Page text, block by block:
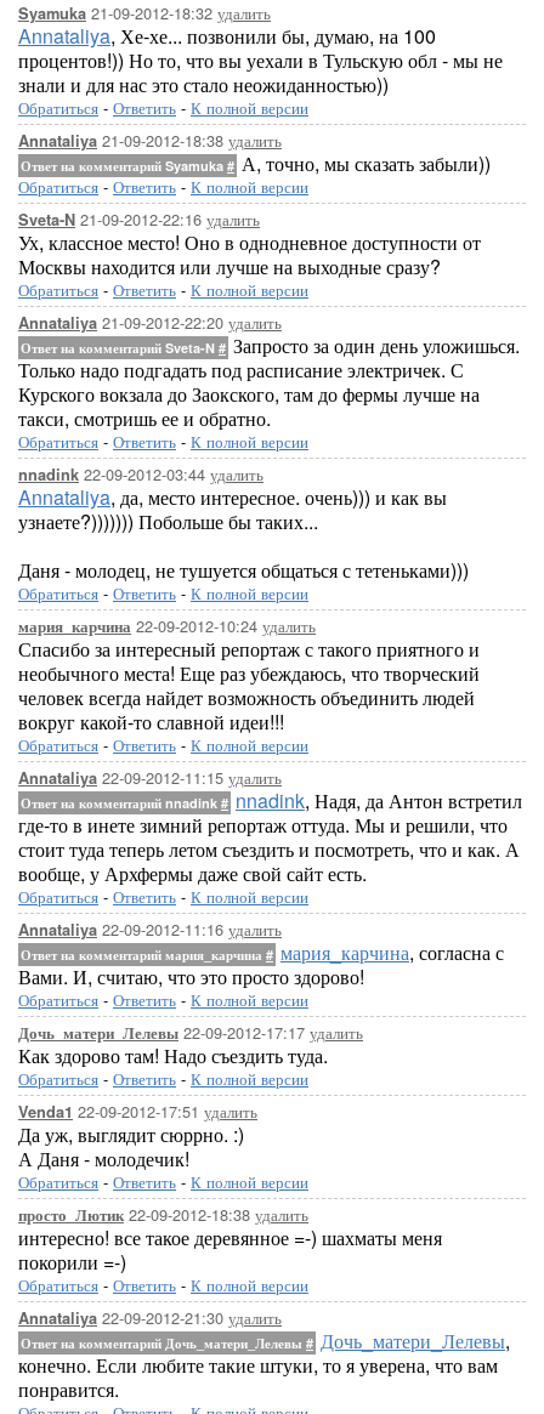
Syamuka 21-09-2012-18:32 удалить
Annataliya, Хе-хе... позвонили бы, думаю, на 100
процентов!)) Но то, что вы уехали в Тульскую обл - мы не
знали и для нас это стало неожиданностью))
Обратиться - Ответить - К полной версии
Annataliya 21-09-2012-18:38 удалить
Ответ на комментарий Syamuka # А, точно, мы сказать забыли))
Обратиться - Ответить - К полной версии
Sveta-N 21-09-2012-22:16 удалить
Ух, классное место! Оно в однодневное доступности от
Москвы находится или лучше на выходные сразу?
Обратиться - Ответить - К полной версии
Annataliya 21-09-2012-22:20 удалить
Ответ на комментарий Sveta-N # Запросто за один день уложишься.
Только надо подгадать под расписание электричек. С
Курского вокзала до Заокского, там до фермы лучше на
такси, смотришь ее и обратно.
Обратиться - Ответить - К полной версии
nnadink 22-09-2012-03:44 удалить
Annataliya, да, место интересное. очень))) и как вы
узнаете?))))))) Побольше бы таких...
Даня - молодец, не тушуется общаться с тетеньками)))
Обратиться - Ответить - К полной версии
мария_карчина 22-09-2012-10:24 удалить
Спасибо за интересный репортаж с такого приятного и
необычного места! Еще раз убеждаюсь, что творческий
человек всегда найдет возможность объединить людей
вокруг какой-то славной идеи!!!
Обратиться - Ответить - К полной версии
Annataliya 22-09-2012-11:15 удалить
Ответ на комментарий nnadink # nnadink, Надя, да Антон встретил
где-то в инете зимний репортаж оттуда. Мы и решили, что
стоит туда теперь летом съездить и посмотреть, что и как. А
вообще, у Архфермы даже свой сайт есть.
Обратиться - Ответить - К полной версии
Annataliya 22-09-2012-11:16 удалить
Ответ на комментарий мария_карчина # мария_карчина, согласна с
Вами. И, считаю, что это просто здорово!
Обратиться - Ответить - К полной версии
Дочь_матери_Лелевы 22-09-2012-17:17 удалить
Как здорово там! Надо съездить туда.
Обратиться - Ответить - К полной версии
Venda1 22-09-2012-17:51 удалить
Да уж, выглядит сюррно. :)
А Даня - молодечик!
Обратиться - Ответить - К полной версии
просто_Лютик22-09-2012-18:38 удалить
интересно! все такое деревянное =-) шахматы меня
покорили =-)
Обратиться - Ответить - К полной версии
Annataliya 22-09-2012-21:30 удалить
Ответ на комментарий Дочь_матери_Лелевы # Дочь_матери_Лелевы,
конечно. Если любите такие штуки, то я уверена, что вам
понравится.